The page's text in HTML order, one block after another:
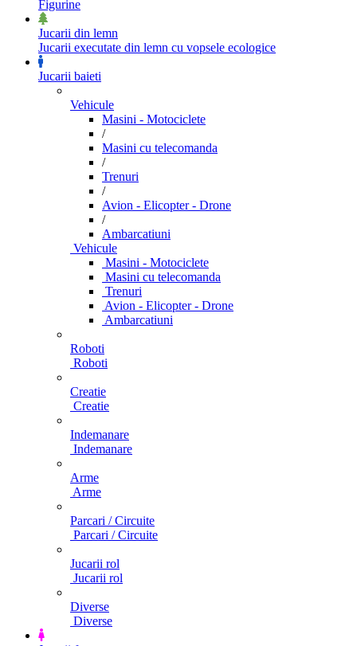
Figurine
Jucarii din lemn
Jucarii executate din lemn cu vopsele ecologice
Jucarii baieti
Vehicule
Masini - Motociclete
/
Masini cu telecomanda
/
Trenuri
/
Avion - Elicopter - Drone
/
Ambarcatiuni
Vehicule
Masini - Motociclete
Masini cu telecomanda
Trenuri
Avion - Elicopter - Drone
Ambarcatiuni
Roboti
Roboti
Creatie
Creatie
Indemanare
Indemanare
Arme
Arme
Parcari / Circuite
Parcari / Circuite
Jucarii rol
Jucarii rol
Diverse
Diverse